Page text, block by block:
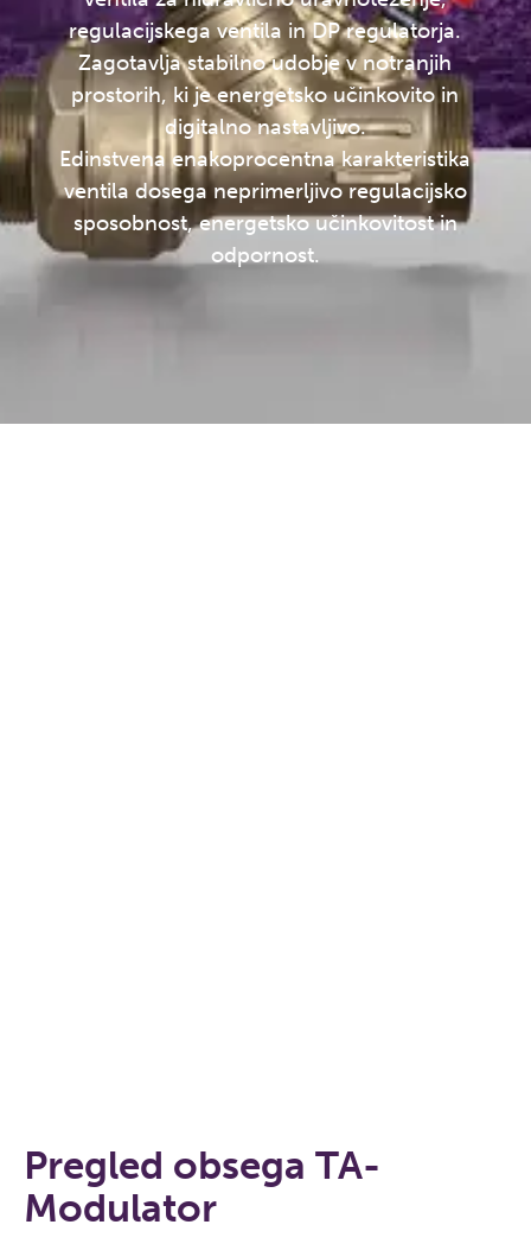
regulacijskega ventila in DP regulatorja.
Zagotavlja stabilno udobje v notranjih
prostorih, ki je energetsko učinkovito in
digitalno nastavljivo.
Edinstvena enakoprocentna karakteristika
ventila dosega neprimerljivo regulacijsko
sposobnost, energetsko učinkovitost in
odpornost.
Pregled obsega TA-
Modulator